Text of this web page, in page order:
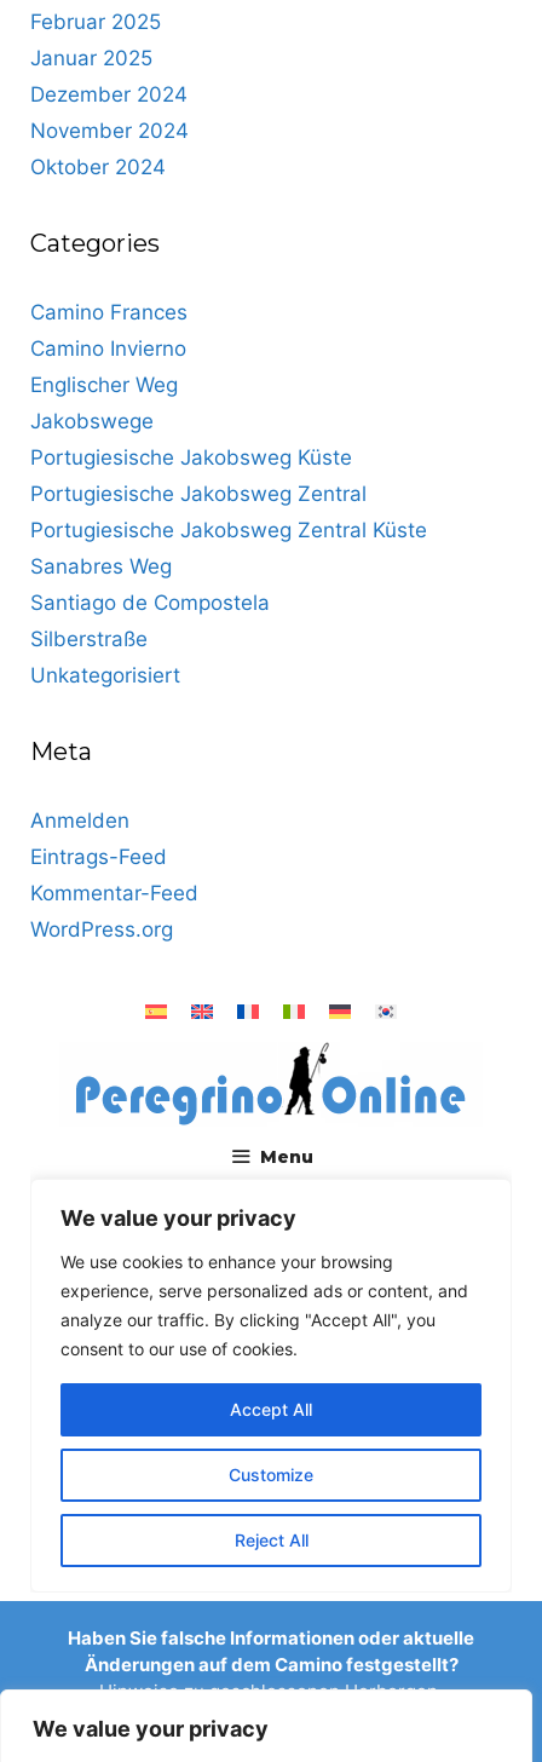
We value your privacy
Februar 2025
Januar 2025
Dezember 2024
November 2024
Oktober 2024
Categories
Camino Frances
Camino Invierno
Englischer Weg
Jakobswege
Portugiesische Jakobsweg Küste
Portugiesische Jakobsweg Zentral
Portugiesische Jakobsweg Zentral Küste
Sanabres Weg
Santiago de Compostela
Silberstraße
Unkategorisiert
Meta
Anmelden
Eintrags-Feed
Kommentar-Feed
WordPress.org
Haben Sie falsche Informationen oder aktuelle
Änderungen auf dem Camino festgestellt?
Hinweise zu geschlossenen Herbergen,
Überschwemmungen, Umleitungen, Bauarbeiten oder
anderen Änderungen helfen, den Reiseführer aktuell zu